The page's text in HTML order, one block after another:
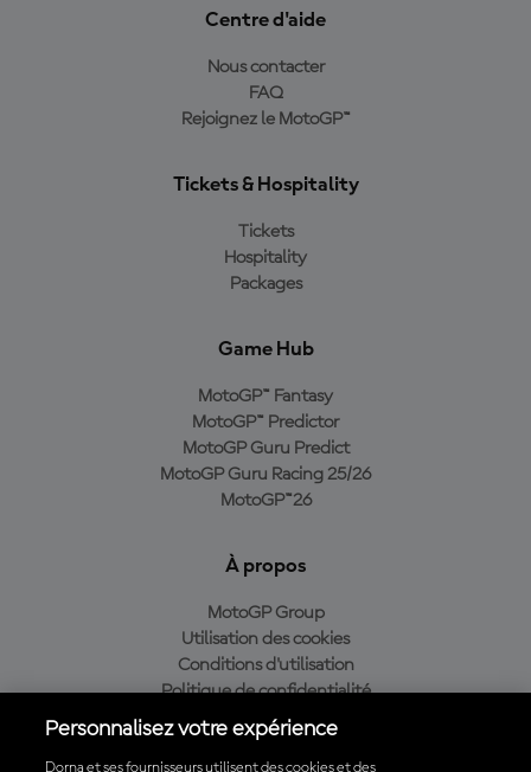
Centre d'aide
Nous contacter
FAQ
Rejoignez le MotoGP™
Tickets & Hospitality
Tickets
Hospitality
Packages
Game Hub
MotoGP™ Fantasy
MotoGP™ Predictor
MotoGP Guru Predict
MotoGP Guru Racing 25/26
MotoGP™26
À propos
MotoGP Group
Utilisation des cookies
Conditions d'utilisation
Politique de confidentialité
Politique d’achat
Personnalisez votre expérience
Dorna et ses fournisseurs utilisent des cookies et des